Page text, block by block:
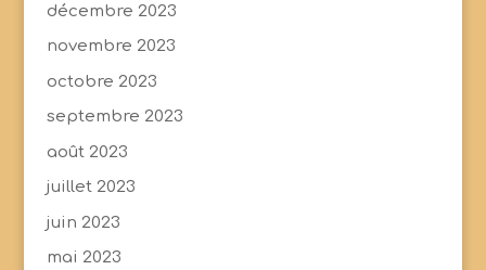
décembre 2023
novembre 2023
octobre 2023
septembre 2023
août 2023
juillet 2023
juin 2023
mai 2023